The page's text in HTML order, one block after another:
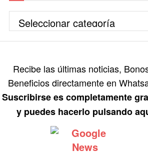
Recibe las últimas noticias,
Beneficios directamente en
Suscribirse es completamente
y puedes hacerlo pulsando